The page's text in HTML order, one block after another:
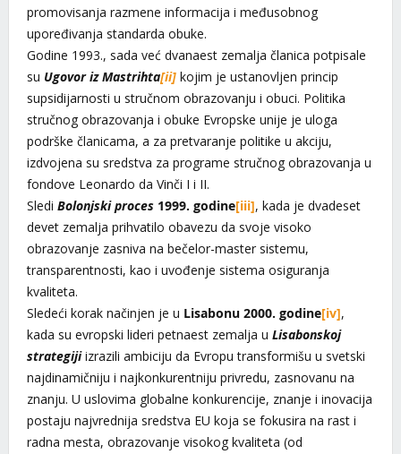
promovisanja razmene informacija i međusobnog
upoređivanja standarda obuke.
Godine 1993., sada već dvanaest zemalja članica potpisale
su Ugovor iz Mastrihta[ii] kojim je ustanovljen princip
supsidijarnosti u stručnom obrazovanju i obuci. Politika
stručnog obrazovanja i obuke Evropske unije je uloga
podrške članicama, a za pretvaranje politike u akciju,
izdvojena su sredstva za programe stručnog obrazovanja u
fondove Leonardo da Vinči I i II.
Sledi Bolonjski proces 1999. godine[iii], kada je dvadeset
devet zemalja prihvatilo obavezu da svoje visoko
obrazovanje zasniva na bečelor-master sistemu,
transparentnosti, kao i uvođenje sistema osiguranja
kvaliteta.
Sledeći korak načinjen je u Lisabonu 2000. godine[iv],
kada su evropski lideri petnaest zemalja u Lisabonskoj
strategijiizrazili ambiciju da Evropu transformišu u svetski
najdinamičniju i najkonkurentniju privredu, zasnovanu na
znanju. U uslovima globalne konkurencije, znanje i inovacija
postaju najvrednija sredstva EU koja se fokusira na rast i
radna mesta, obrazovanje visokog kvaliteta (od